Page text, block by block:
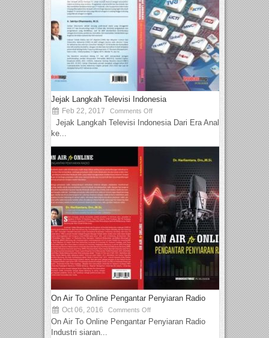
Jejak Langkah Televisi Indonesia
Feb 22, 2017 Comments Off
Jejak Langkah Televisi Indonesia Dari Era Analog
ke...
On Air To Online Pengantar Penyiaran Radio
Oct 06, 2016 Comments Off
On Air To Online Pengantar Penyiaran Radio
Industri siaran...